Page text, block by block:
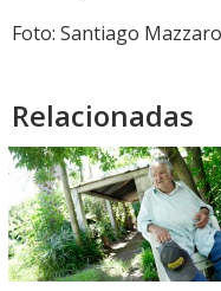
Foto: Santiago
Relacionadas